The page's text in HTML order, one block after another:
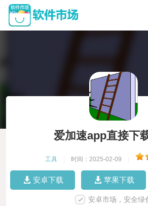
爱加速app直接下
工具 时间：2025-02-09
安卓下载 苹果下载
安卓市场，安全绿